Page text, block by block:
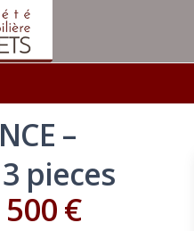
–
pieces
€